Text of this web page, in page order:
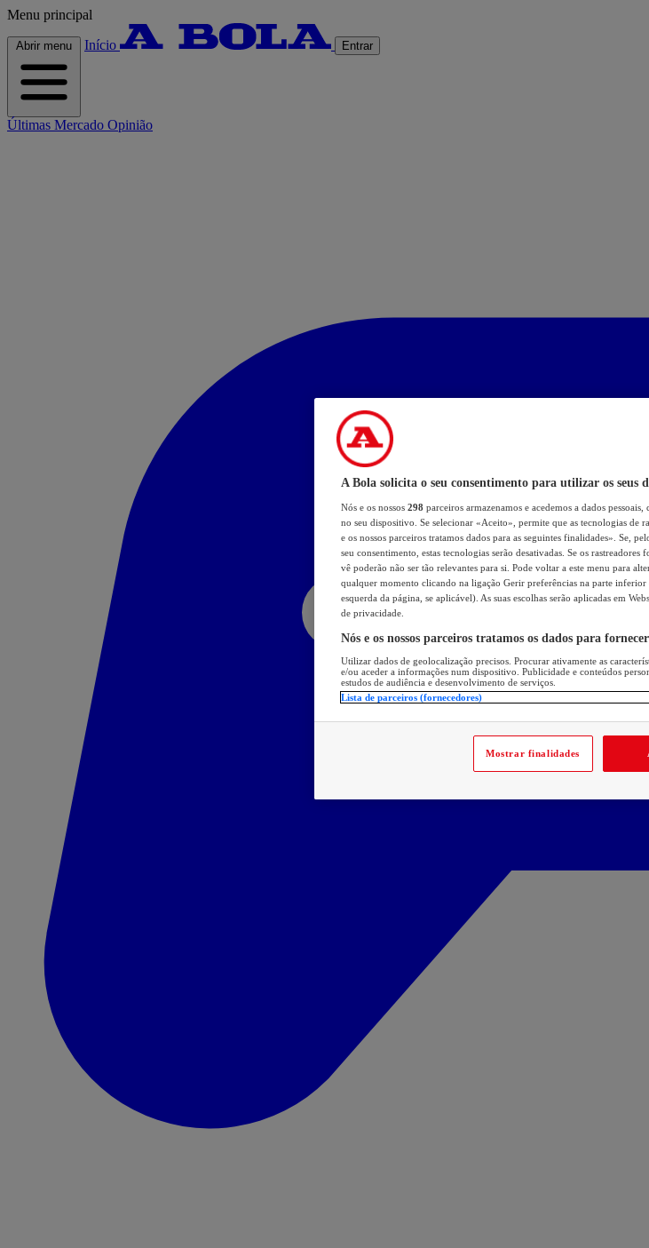
Menu principal
Abrir menu Início Entrar
Últimas Mercado Opinião
A Bola solicita o seu consentimento para utilizar os seus
Nós e os nossos 298 parceiros armazenamos e acedemos a dados
no seu dispositivo. Se selecionar «Aceito», permite que as tecnologias de
e os nossos parceiros tratamos dados para as seguintes finalidades». Se,
seu consentimento, estas tecnologias serão desativadas. Se os
vê poderão não ser tão relevantes para si. Pode voltar a este menu para
qualquer momento clicando na ligação Gerir preferências na parte
esquerda da página, se aplicável). As suas escolhas serão aplicadas em
de privacidade.
Nós e os nossos parceiros tratamos os dados para
Utilizar dados de geolocalização precisos. Procurar ativamente as
e/ou aceder a informações num dispositivo. Publicidade e conteúdos
estudos de audiência e desenvolvimento de serviços.
Lista de parceiros (fornecedores)
Mostrar finalidades